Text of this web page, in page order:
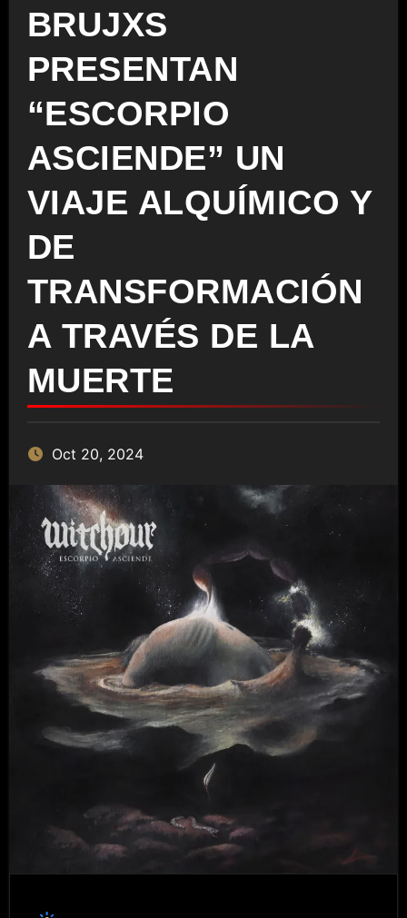
BRUJXS
PRESENTAN
“ESCORPIO
ASCIENDE” UN
VIAJE ALQUÍMICO Y
DE
TRANSFORMACIÓN
A TRAVÉS DE LA
MUERTE
Oct 20, 2024